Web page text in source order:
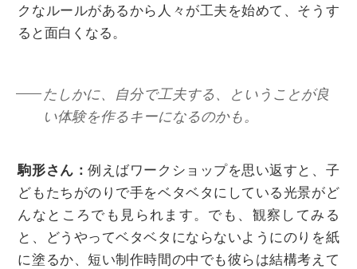
クなルールがあるから人々が工夫を始めて、そうす
ると面白くなる。
たしかに、自分で工夫する、ということが良
い体験を作るキーになるのかも。
駒形さん：例えばワークショップを思い返すと、子
どもたちがのりで手をベタベタにしている光景がど
んなところでも見られます。でも、観察してみる
と、どうやってベタベタにならないようにのりを紙
に塗るか、短い制作時間の中でも彼らは結構考えて